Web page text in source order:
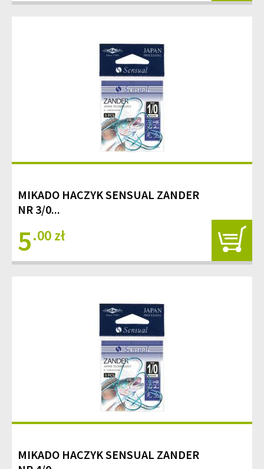
MIKADO HACZYK SENSUAL ZANDER
NR 3/0...
5.00 zł
MIKADO HACZYK SENSUAL ZANDER